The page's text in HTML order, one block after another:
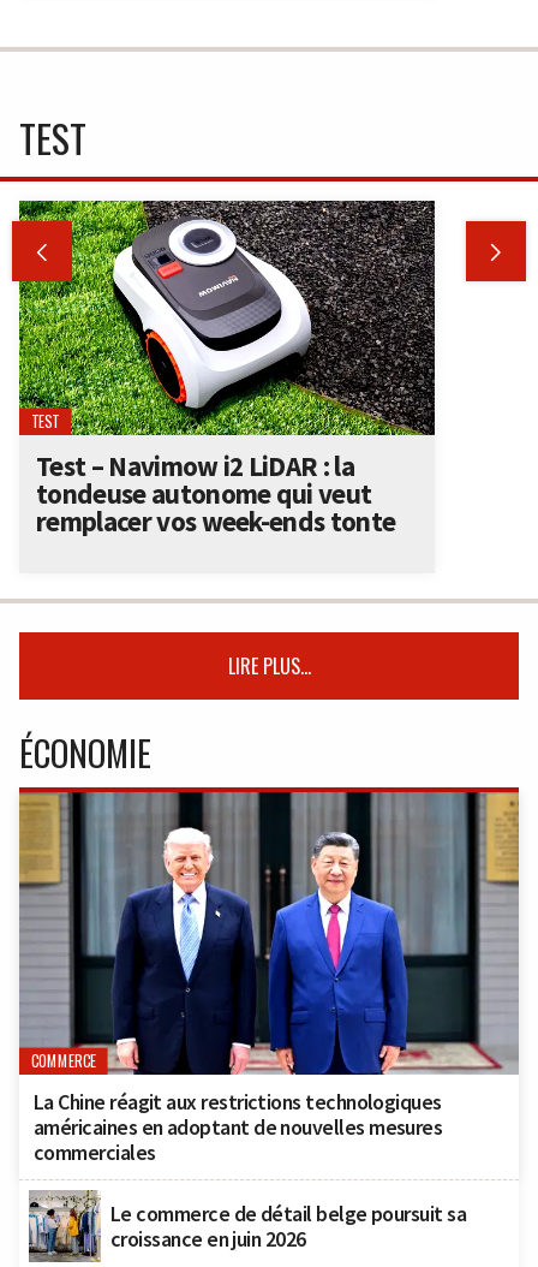
TEST
 
TEST
Test – Navimow i2 LiDAR : la
tondeuse autonome qui veut
remplacer vos week-ends tonte
LIRE PLUS...
ÉCONOMIE
COMMERCE
La Chine réagit aux restrictions technologiques
américaines en adoptant de nouvelles mesures
commerciales
Le commerce de détail belge poursuit sa
croissance en juin 2026